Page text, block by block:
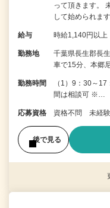
って頂きます。
して始められま
給与 時給1,140円以上
勤務地
千葉県長生郡長
車で15分、本郷
勤務時間
（1）9：30～
間は相談可 ※…
応募資格 資格不問 未経験
後で見る